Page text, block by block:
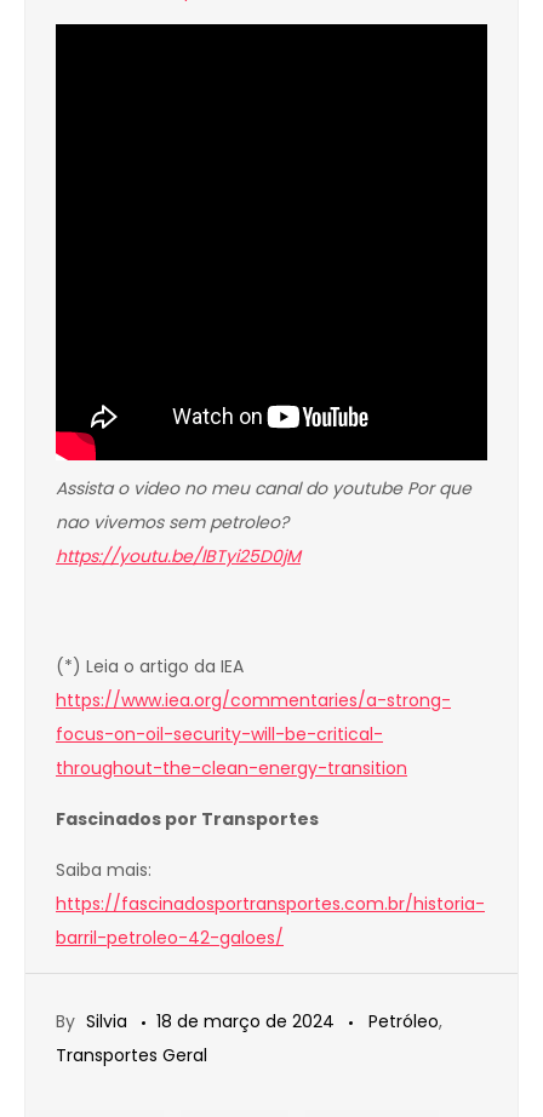
Assista o video no meu canal do youtube Por que
nao vivemos sem petroleo?
https://youtu.be/lBTyi25D0jM
(*) Leia o artigo da IEA
https://www.iea.org/commentaries/a-strong-
focus-on-oil-security-will-be-critical-
throughout-the-clean-energy-transition
Fascinados por Transportes
Saiba mais:
https://fascinadosportransportes.com.br/historia-
barril-petroleo-42-galoes/
By Silvia 18 de março de 2024 Petróleo,
Transportes Geral